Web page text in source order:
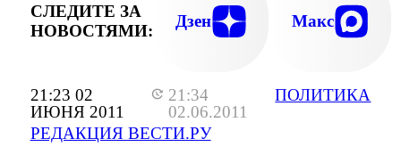
21:23 02
ИЮНЯ 2011
21:34
02.06.2011
РЕДАКЦИЯ ВЕСТИ.РУ
ПОЛИТИКА
СЛЕДИТЕ ЗА
НОВОСТЯМИ:
Дзен Макс